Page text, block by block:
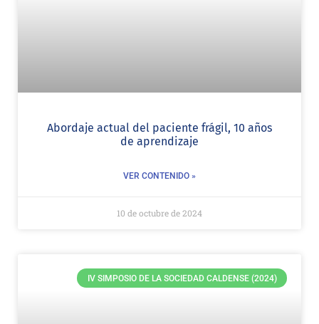
Abordaje actual del paciente frágil, 10 años
de aprendizaje
VER CONTENIDO »
10 de octubre de 2024
IV SIMPOSIO DE LA SOCIEDAD CALDENSE (2024)